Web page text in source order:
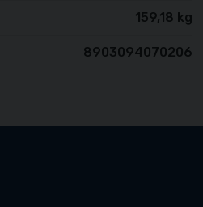
159,18 kg
8903094070206